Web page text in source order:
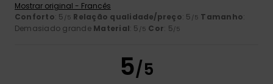
Mostrar original - Francês
Conforto: 5 /5 Relação qualidade/preço: 5 /5 Tamanho:
Demasiado grande Material: 5 /5 Cor: 5/5
5/5